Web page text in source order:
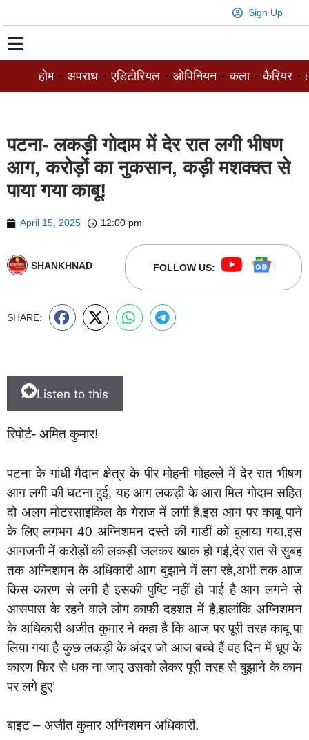
Sign Up
होम अपराध एडिटोरियल ओपिनियन कला कैरियर
पटना- लकड़ी गोदाम में देर रात लगी भीषण
आग, करोड़ों का नुकसान, कड़ी मशक्क्त से
पाया गया काबू!
April 15, 2025 12:00 pm
SHANKHNAD FOLLOW US:
SHARE:
Listen to this
रिपोर्ट- अमित कुमार!
पटना के गांधी मैदान क्षेत्र के पीर मोहनी मोहल्ले में देर रात भीषण
आग लगी की घटना हुई, यह आग लकड़ी के आरा मिल गोदाम सहित
दो अलग मोटरसाइकिल के गेराज में लगी है,इस आग पर काबू पाने
के लिए लगभग 40 अग्निशमन दस्ते की गाडीं को बुलाया गया,इस
आगजनी में करोड़ों की लकड़ी जलकर खाक हो गई,देर रात से सुबह
तक अग्निशमन के अधिकारी आग बुझाने में लग रहे,अभी तक आज
किस कारण से लगी है इसकी पुष्टि नहीं हो पाई है आग लगने से
आसपास के रहने वाले लोग काफी दहशत में है,हालांकि अग्निशमन
के अधिकारी अजीत कुमार ने कहा है कि आज पर पूरी तरह काबू पा
लिया गया है कुछ लकड़ी के अंदर जो आज बच्चे हैं वह दिन में धूप के
कारण फिर से धक ना जाए उसको लेकर पूरी तरह से बुझाने के काम
पर लगे हुए’
बाइट – अजीत कुमार अग्निशमन अधिकारी,